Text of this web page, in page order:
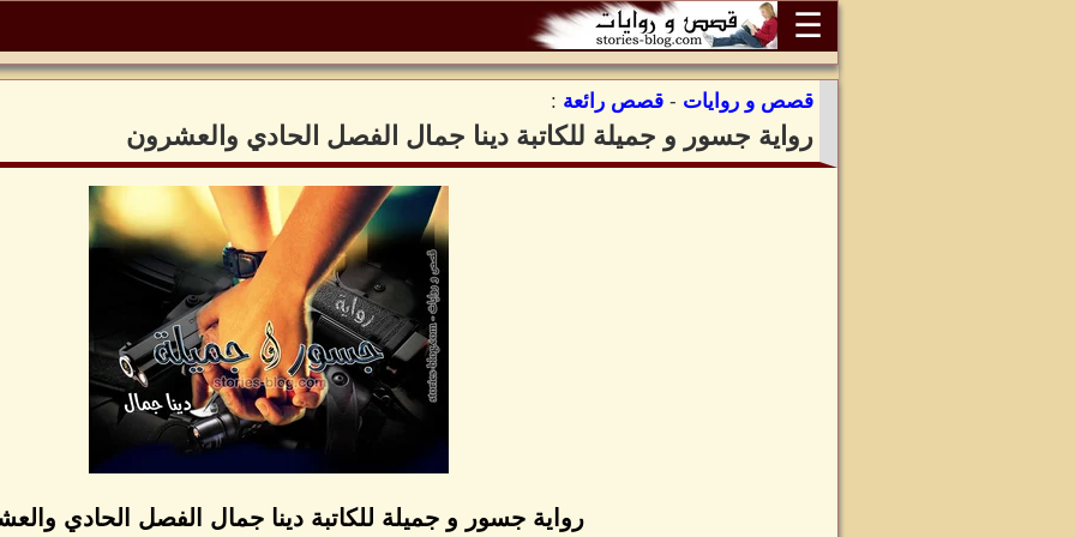
☰
قصص و روايات - قصص رائعة :
رواية جسور و جميلة للكاتبة دينا جمال الفصل الحادي والعشرون
رواية جسور و جميلة للكاتبة دينا جمال الفصل الحادي